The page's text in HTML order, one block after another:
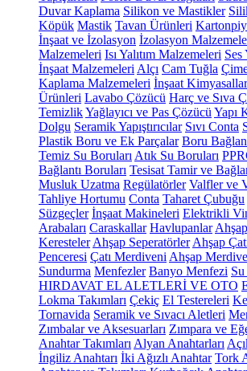
Duvar Kaplama Silikon ve Mastikler
Köpük Mastik Tavan Ürünleri
İnşaat ve İzolasyon İzolasyon
Malzemeleri Isı Yalıtım Malzemeleri Ses
İnşaat Malzemeleri Alçı Cam Tuğla
Kaplama Malzemeleri İnşaat
Ürünleri Lavabo Çözücü Harç ve Sıva
TemizlikYağlayıcı ve Pas Çözücü Yapı
Dolgu Seramik Yapıştırıcılar Sıvı Conta
Plastik Boru ve Ek Parçalar Boru
Temiz Su Boruları Atık Su Boruları
Bağlantı Boruları Tesisat Tamir ve
Musluk Uzatma Regülatörler Valfler ve
Tahliye Hortumu Conta Taharet Çubuğu
Süzgeçler İnşaat Makineleri Elektrikli
Arabaları Caraskallar Havlupanlar
Keresteler Ahşap Seperatörler Ahşap
Penceresi Çatı Merdiveni Ahşap
Sundurma Menfezler Banyo Menfezi
HIRDAVAT EL ALETLERİ VE OTO
Lokma Takımları Çekiç El Testereleri
Tornavida Seramik ve Sıvacı Aletleri
Zımbalar ve Aksesuarları Zımpara ve
Anahtar Takımları Alyan Anahtarları
İngiliz Anahtarı İki Ağızlı Anahtar Tork